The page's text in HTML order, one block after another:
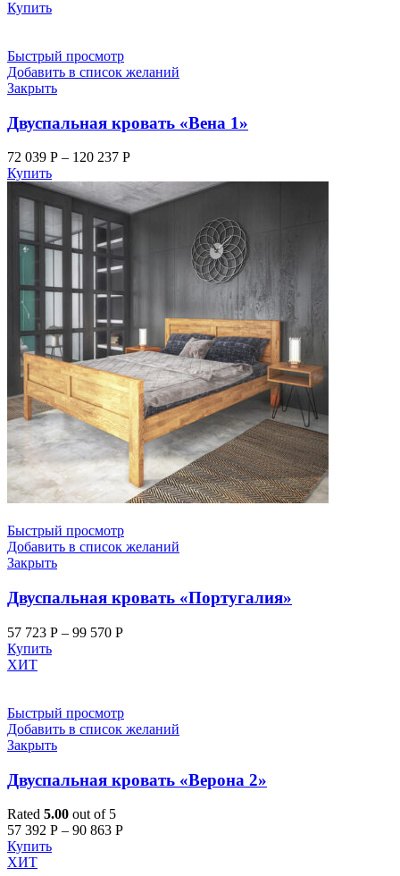
Купить
Быстрый просмотр
Добавить в список желаний
Закрыть
Двуспальная кровать «Вена 1»
72 039 Р – 120 237 Р
Купить
Быстрый просмотр
Добавить в список желаний
Закрыть
Двуспальная кровать «Португалия»
57 723 Р – 99 570 Р
Купить
ХИТ
Быстрый просмотр
Добавить в список желаний
Закрыть
Двуспальная кровать «Верона 2»
Rated 5.00 out of 5
57 392 Р – 90 863 Р
Купить
ХИТ